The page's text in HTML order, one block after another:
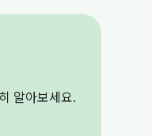
알아보세요.